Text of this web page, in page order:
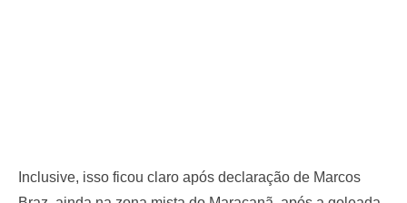
Inclusive, isso ficou claro após declaração de Marcos